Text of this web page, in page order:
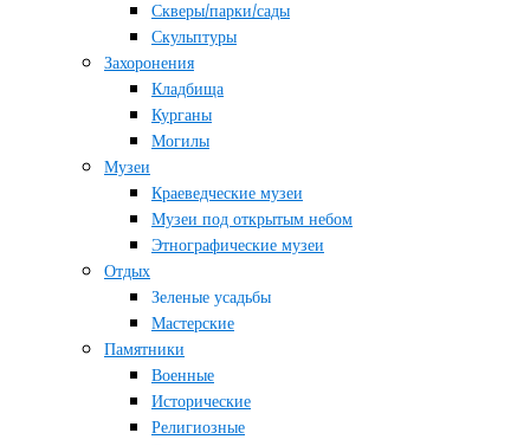
Скверы/парки/сады
Скульптуры
Захоронения
Кладбища
Курганы
Могилы
Музеи
Краеведческие музеи
Музеи под открытым небом
Этнографические музеи
Отдых
Зеленые усадьбы
Мастерские
Памятники
Военные
Исторические
Религиозные